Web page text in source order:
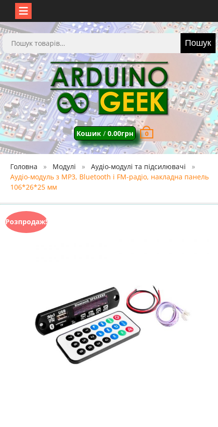
Перейти
до
вмісту
Шукати: Пошук
Кошик/ 0.00грн 0
Головна Модулі
Аудіо-модулі та підсилювачі
Аудіо-модуль з MP3, Bluetooth і FM-радіо, накладна панель
106*26*25 мм
Розпродаж!